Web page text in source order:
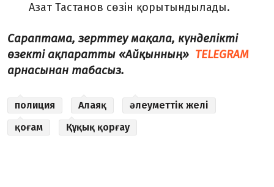
Азат Тастанов сөзін қорытындылады.
Сараптама, зерттеу мақала, күнделікті
өзекті ақпаратты «Айқынның» TELEGRAM
арнасынан табасыз.
полиция Алаяқ
әлеуметтік желі
қоғам
Құқық қорғау